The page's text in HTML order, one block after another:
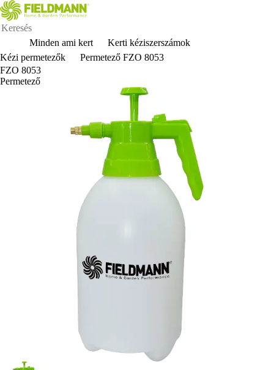
Minden ami kert
Kerti kéziszerszámok
Kézi permetezők
Permetező FZO 8053
FZO 8053
Permetező